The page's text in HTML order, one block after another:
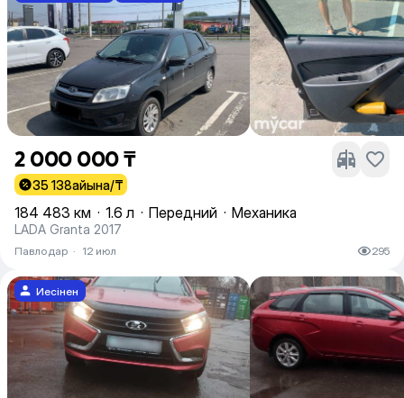
2 000 000 ₸
35 138айына/₸
184 483 км · 1.6 л · Передний · Механика
LADA Granta 2017
Павлодар · 12 июл 295
Иесінен